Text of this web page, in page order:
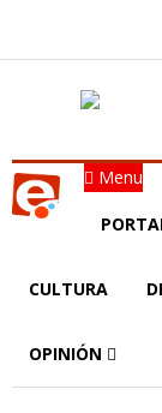
Menu
CULTURA
OPINIÓN